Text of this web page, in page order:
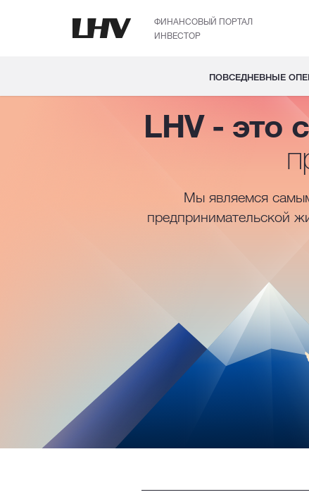
ФИНАНСОВЫЙ ПОРТАЛ
ИНВЕСТОР
ПОВСЕДНЕВНЫЕ
LHV - это
Мы являемся
предпринимательской